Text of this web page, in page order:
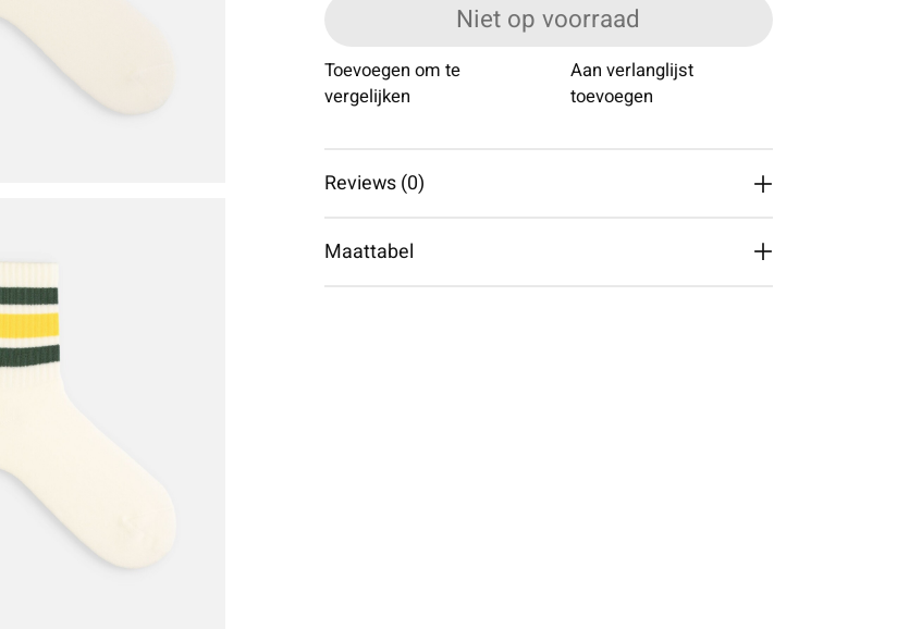
Niet op voorraad
Toevoegen om te
vergelijken
Aan verlanglijst
toevoegen
Reviews (0)
Maattabel